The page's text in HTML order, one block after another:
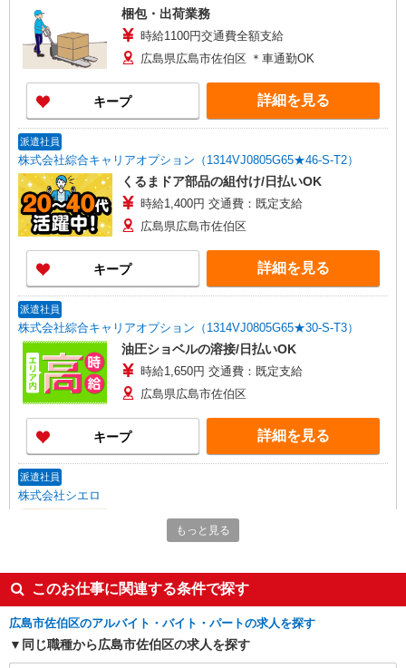
梱包・出荷業務
時給1100円交通費全額支給
広島県広島市佐伯区 ＊車通勤OK
キープ 詳細を見る
派遣社員
株式会社綜合キャリアオプション（1314VJ0805G65★46-S-T2）
くるまドア部品の組付け/日払いOK
時給1,400円 交通費：既定支給
広島県広島市佐伯区
キープ 詳細を見る
派遣社員
株式会社綜合キャリアオプション（1314VJ0805G65★30-S-T3）
油圧ショベルの溶接/日払いOK
時給1,650円 交通費：既定支給
広島県広島市佐伯区
キープ 詳細を見る
派遣社員
株式会社シエロ
製造スタッフ
時給1350円〜 月給目安26万程度 ※残業代支給
+゜・。○。・゜+゜ 入社祝い金10万円支給(規定
有) お友達を紹介頂くと, インセンティブ支給(規定
有) ★月2回払い・週払い可能（規程有）★ ゜・。
○。・゜+゜・。○。・゜+゜
広島県広島市佐伯区
キープ 詳細を見る
もっと見る
このお仕事に関連する条件で探す
広島市佐伯区のアルバイト・バイト・パートの求人を探す
同じ職種から広島市佐伯区の求人を探す